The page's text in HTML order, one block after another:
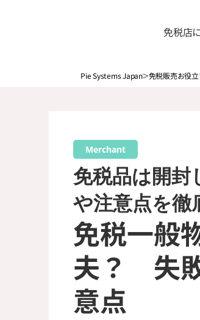
免税店
Pie Systems Japan>免税販売お役
Merchant
免税品は開封
や注意点を徹
免税一般
夫？　失
意点